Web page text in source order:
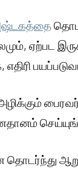
ஏற்பட
பைரவர்
தொடர்ந்து